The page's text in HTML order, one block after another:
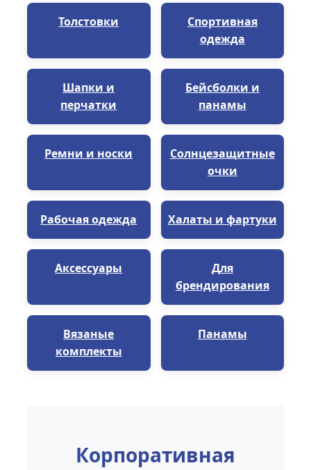
Толстовки
Спортивная
одежда
Шапки и
перчатки
Бейсболки и
панамы
Ремни и носки
Солнцезащитные
очки
Рабочая одежда Халаты и фартуки
Аксессуары
Для
брендирования
Вязаные
комплекты
Панамы
Корпоративная